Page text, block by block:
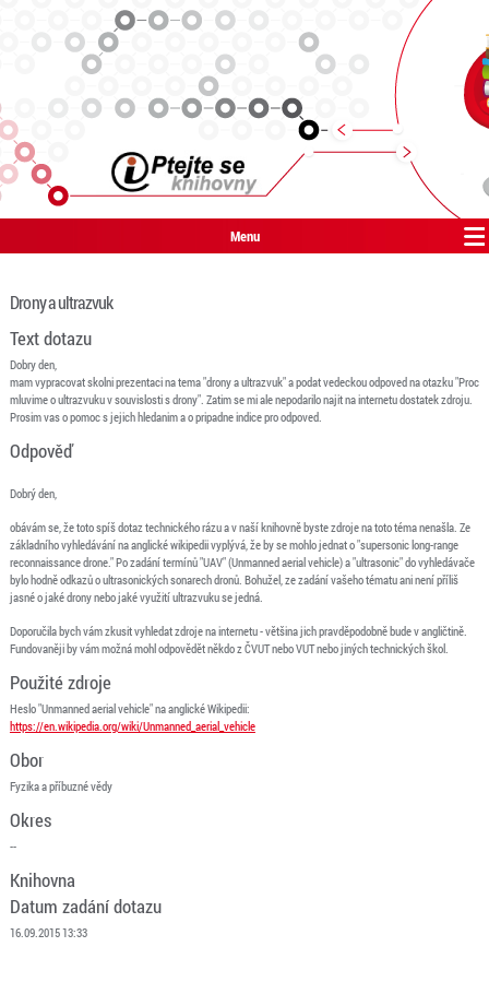
Menu
Drony a ultrazvuk
Text dotazu
Dobry den,
mam vypracovat skolni prezentaci na tema "drony a ultrazvuk" a podat vedeckou odpoved na otazku "Proc
mluvime o ultrazvuku v souvislosti s drony". Zatim se mi ale nepodarilo najit na internetu dostatek zdroju.
Prosim vas o pomoc s jejich hledanim a o pripadne indice pro odpoved.
Odpověď
Dobrý den,
obávám se, že toto spíš dotaz technického rázu a v naší knihovně byste zdroje na toto téma nenašla. Ze
základního vyhledávání na anglické wikipedii vyplývá, že by se mohlo jednat o "supersonic long-range
reconnaissance drone."Po zadání termínů "UAV" (Unmanned aerial vehicle) a "ultrasonic" do vyhledávače
bylo hodně odkazů o ultrasonických sonarech dronů. Bohužel, ze zadání vašeho tématu ani není příliš
jasné o jaké drony nebo jaké využití ultrazvuku se jedná.
Doporučila bych vám zkusit vyhledat zdroje na internetu - většina jich pravděpodobně bude v angličtině.
Fundovaněji by vám možná mohl odpovědět někdo z ČVUT nebo VUT nebo jiných technických škol.
Použité zdroje
Heslo "Unmanned aerial vehicle" na anglické Wikipedii:
https://en.wikipedia.org/wiki/Unmanned_aerial_vehicle
Obor
Fyzika a příbuzné vědy
Okres
--
Knihovna
Datum zadání dotazu
16.09.2015 13:33